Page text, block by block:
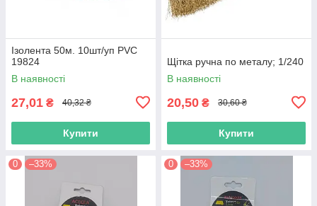
Ізолента 50м. 10шт/уп PVC
19824
В наявності
27,01 ₴ 40,32 ₴
Купити
Щітка ручна по металу; 1/240
В наявності
20,50 ₴ 30,60 ₴
Купити
0 –33% 0 –33%